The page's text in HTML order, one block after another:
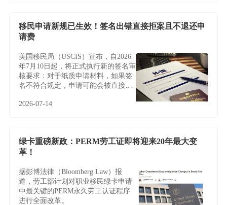
移民申请新规已生效！签名出错直接拒案且不退还申
请费
美国移民局（USCIS）宣布，自2026
年7月10日起，将正式执行新的签名审
核要求：对于纸质申请材料，如果签
名不符合规定，申请可能会被直接拒
改机会。
2026-07-14
绿卡重磅新政：PERM劳工证即将迎来20年最大变
革！
据彭博法律（Bloomberg Law）报
道，劳工部计划对职业移民绿卡申请
中最关键的PERM永久劳工认证程序
进行全面改革。